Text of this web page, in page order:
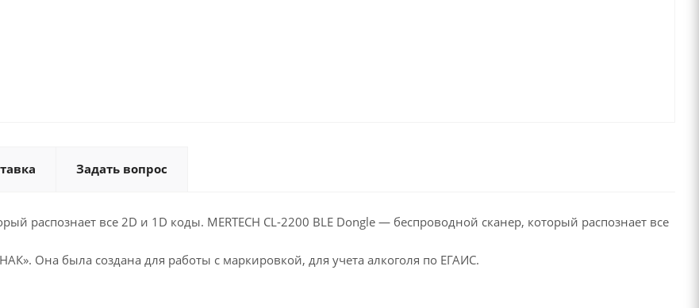
Задать вопрос
распознает все 2D и 1D коды. MERTECH CL-2200 BLE Dongle — беспроводной сканер, который распознает все
Она была создана для работы с маркировкой, для учета алкоголя по ЕГАИС.